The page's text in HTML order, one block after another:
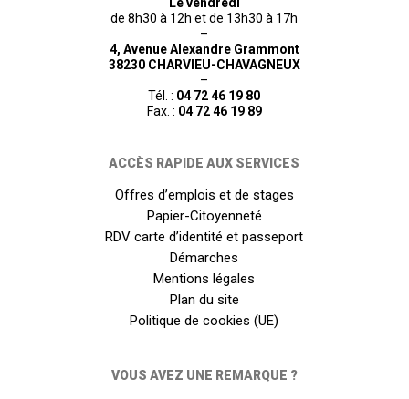
de 8h30 à 12h et de 13h30 à 17h
–
4, Avenue Alexandre Grammont
38230 CHARVIEU-CHAVAGNEUX
–
Tél. : 04 72 46 19 80
Fax. : 04 72 46 19 89
ACCÈS RAPIDE AUX SERVICES
Offres d’emplois et de stages
Papier-Citoyenneté
RDV carte d’identité et passeport
Démarches
Mentions légales
Plan du site
Politique de cookies (UE)
VOUS AVEZ UNE REMARQUE ?